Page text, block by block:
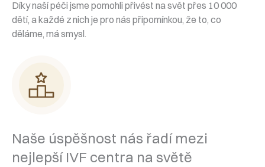
Díky naší péči jsme pomohli přivést na svět přes 10 000
dětí,⁠ a každé z nich je pro nás připomínkou, že to, co
děláme, má smysl.
Naše úspěšnost nás řadí mezi
nejlepší IVF centra na světě